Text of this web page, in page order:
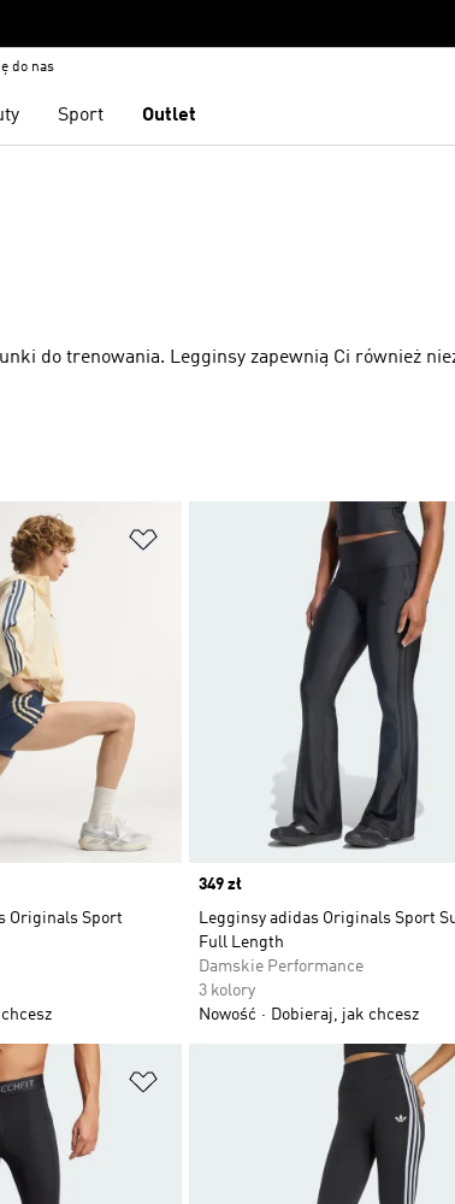
do nas
Sport Outlet
do trenowania. Legginsy zapewnią Ci również
Dodaj do listy życzeń
Originals Sport
Price
349 zł
Legginsy adidas Originals Sport
Full Length
Damskie Performance
3 kolory
Nowość
Dobieraj, jak chcesz